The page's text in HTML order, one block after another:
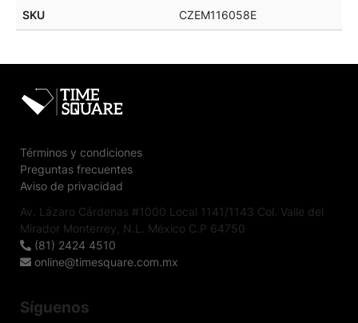
SKU CZEM116058E
Términos y condiciones
Preguntas frecuentes
Aviso de privacidad
Av. Lázaro Cárdenas #1000 Local 1141/1143 Col. Valle del
Mirador Monterrey, N.L. México C.P 64750
(81) 2424 4510
online@timesquare.com.mx
Síguenos